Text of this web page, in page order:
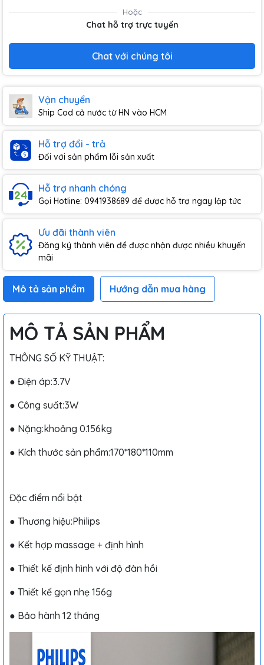
Hoặc
Chat hỗ trợ trực tuyến
Chat với chúng tôi
Vận chuyển
Ship Cod cả nước từ HN vào HCM
Hỗ trợ đổi - trả
Đối với sản phẩm lỗi sản xuất
Hỗ trợ nhanh chóng
Gọi Hotline: 0941938689 để được hỗ trợ ngay lập tức
Ưu đãi thành viên
Đăng ký thành viên để được nhận được nhiều khuyến
mãi
Mô tả sản phẩm Hướng dẫn mua hàng
MÔ TẢ SẢN PHẨM
THÔNG SỐ KỸ THUẬT:
● Điện áp:3.7V
● Công suất:3W
● Nặng:khoảng 0.156kg
● Kích thước sản phẩm:170*180*110mm
Đặc điểm nổi bật
● Thương hiệu:Philips
● Kết hợp massage + định hình
● Thiết kế định hình với độ đàn hồi
● Thiết kế gọn nhẹ 156g
● Bảo hành 12 tháng